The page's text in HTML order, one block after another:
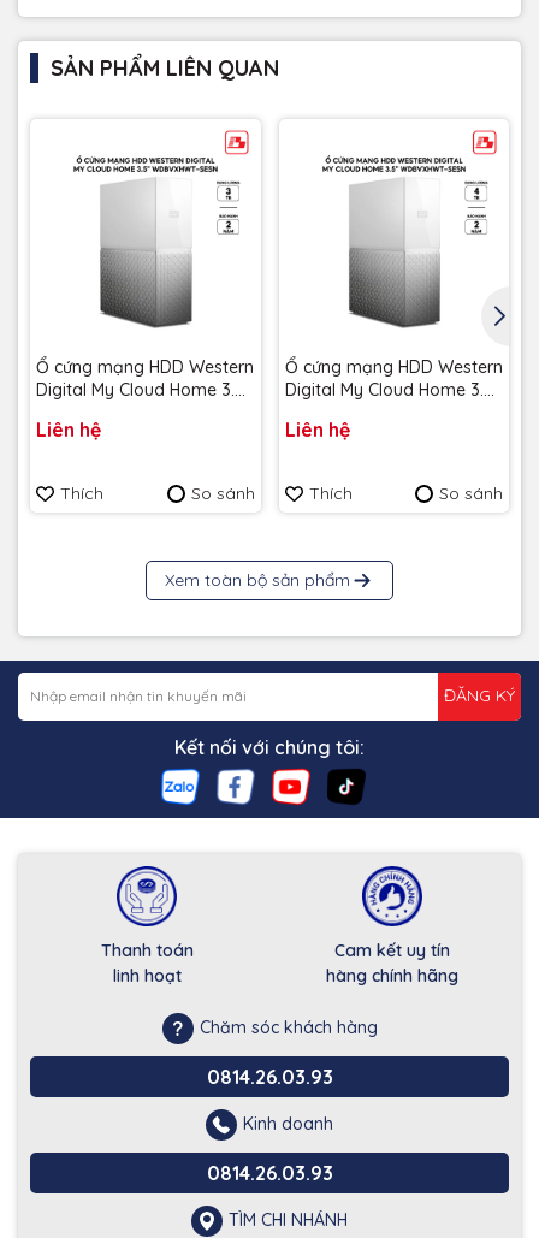
SẢN PHẨM LIÊN QUAN
Ổ cứng mạng HDD Western
Digital My Cloud Home 3.5"
SESN - Bảo hành 2 năm
Liên hệ
Thích So sánh
Ổ cứng mạng HDD Western
Digital My Cloud Home 3.5"
SESN - Bảo hành 2 năm
Liên hệ
Thích So sánh
Xem toàn bộ sản phẩm
ĐĂNG KÝ
Kết nối với chúng tôi:
Thanh toán
linh hoạt
Cam kết uy tín
hàng chính hãng
Chăm sóc khách hàng
0814.26.03.93
Kinh doanh
0814.26.03.93
TÌM CHI NHÁNH